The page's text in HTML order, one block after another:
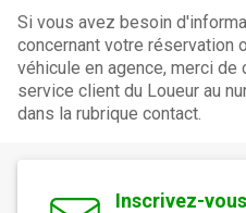
Si vous avez besoin
concernant votre réservation
véhicule en agence, merci
service client du Loueur au
dans la rubrique contact.
Inscrivez-